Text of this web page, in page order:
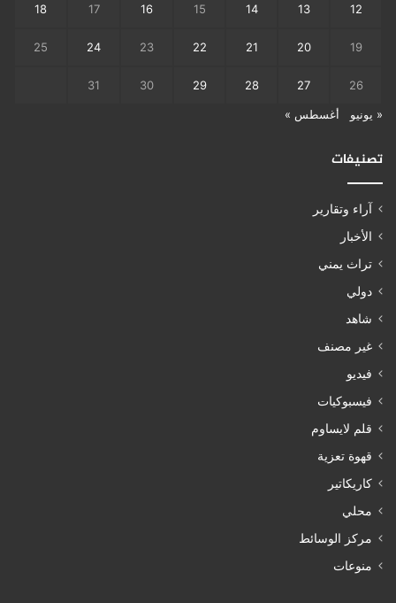
12
13
14
15
16
17
18
19
20
21
22
23
24
25
26
27
28
29
30
31
« يونيو أغسطس »
تصنيفات
آراء وتقارير
الأخبار
تراث يمني
دولي
شاهد
غير مصنف
فيديو
فيسبوكيات
قلم لايساوم
قهوة تعزية
كاريكاتير
محلي
مركز الوسائط
منوعات